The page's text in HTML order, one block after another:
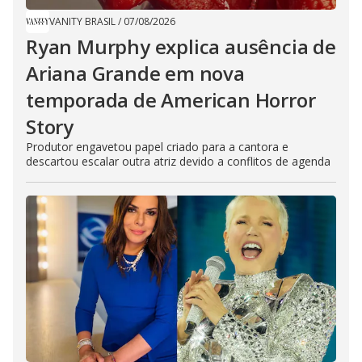
VANITY BRASIL/ 07/08/2026
Ryan Murphy explica ausência de
Ariana Grande em nova
temporada de American Horror
Story
Produtor engavetou papel criado para a cantora e
descartou escalar outra atriz devido a conflitos de agenda